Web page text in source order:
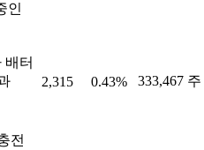
인
배터
2,315 0.43% 333,467 주
전